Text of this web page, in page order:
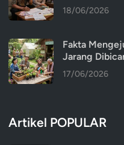
18/06/2026
Fakta
Jarang
17/06/2026
Artikel POPULAR